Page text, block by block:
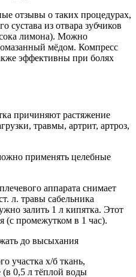
отзывы о таких процедурах,
сустава из отвара зубчиков
лимона). Можно
мёдом. Компресс
эффективны при болях
причиняют растяжение
травмы, артрит, артроз,
применять целебные
аппарата снимает
л. травы сабельника
залить 1 л кипятка. Этот
(с промежутком в 1 час).
участка х/б ткань,
(в 0,5 л тёплой воды